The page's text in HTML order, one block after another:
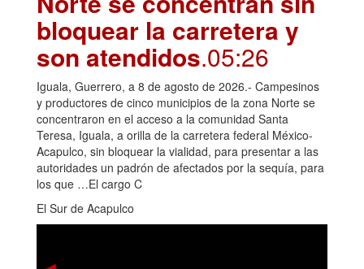
bloquear la carretera y
son atendidos.05:26
Iguala, Guerrero, a 8 de agosto de 2026.- Campesinos
y productores de cinco municipios de la zona Norte se
concentraron en el acceso a la comunidad Santa
Teresa, Iguala, a orilla de la carretera federal México-
Acapulco, sin bloquear la vialidad, para presentar a las
autoridades un padrón de afectados por la sequía, para
los que …El cargo C
El Sur de Acapulco